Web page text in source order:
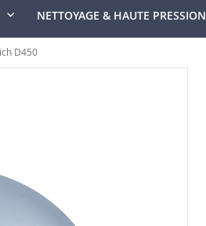
NETTOYAGE & HAUTE PRESSION
D450